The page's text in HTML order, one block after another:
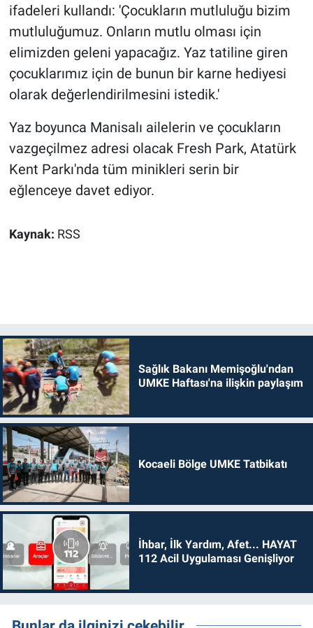
ifadeleri kullandı: 'Çocukların mutluluğu bizim
mutluluğumuz. Onların mutlu olması için
elimizden geleni yapacağız. Yaz tatiline giren
çocuklarımız için de bunun bir karne hediyesi
olarak değerlendirilmesini istedik.'
Yaz boyunca Manisalı ailelerin ve çocukların
vazgeçilmez adresi olacak Fresh Park, Atatürk
Kent Parkı'nda tüm minikleri serin bir
eğlenceye davet ediyor.
Kaynak: RSS
Sağlık Bakanı Memişoğlu'ndan
UMKE Haftası'na ilişkin paylaşım
Kocaeli Bölge UMKE Tatbikatı
İhbar, İlk Yardım, Afet... HAYAT
112 Acil Uygulaması Genişliyor